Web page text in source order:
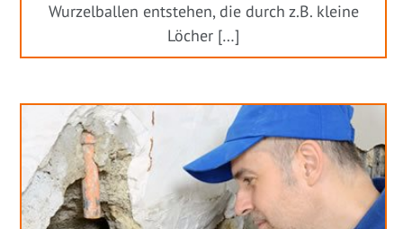
Wurzelballen entstehen, die durch z.B. kleine
Löcher […]